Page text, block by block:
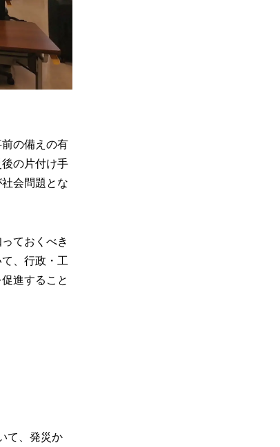
の備えの有
の片付け手
会問題とな
ておくべき
、行政・工
進すること
て、発災か